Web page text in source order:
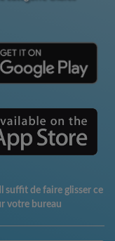
suffit de faire glisser ce
votre bureau